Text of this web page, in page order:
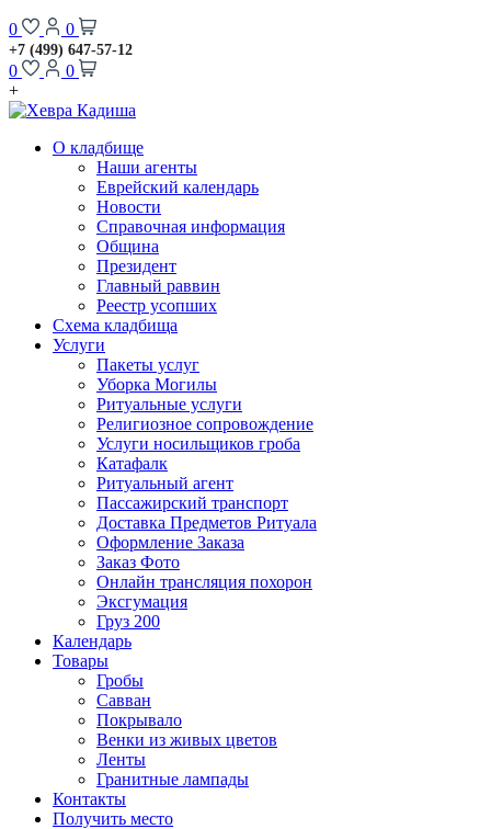
0 0
+7 (499) 647-57-12
0
0
+
О кладбище
Наши агенты
Еврейский календарь
Новости
Справочная информация
Община
Президент
Главный раввин
Реестр усопших
Схема кладбища
Услуги
Пакеты услуг
Уборка Могилы
Ритуальные услуги
Религиозное сопровождение
Услуги носильщиков гроба
Катафалк
Ритуальный агент
Пассажирский транспорт
Доставка Предметов Ритуала
Оформление Заказа
Заказ Фото
Онлайн трансляция похорон
Эксгумация
Груз 200
Календарь
Товары
Гробы
Савван
Покрывало
Венки из живых цветов
Ленты
Гранитные лампады
Контакты
Получить место